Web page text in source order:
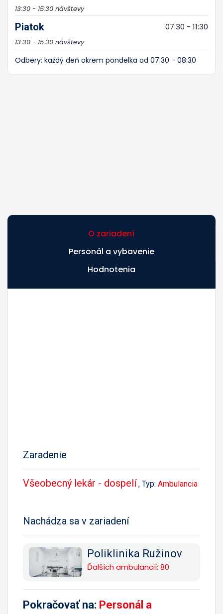
13:30 - 15:30 návštevy
Piatok 07:30 - 11:30
13:30 - 15:30 návštevy
Odbery: každý deň okrem pondelka od 07:30 - 08:30
O zariadení
Personál a vybavenie
Hodnotenia
Zaradenie
Všeobecný lekár - dospelí , Typ: Ambulancia
Nachádza sa v zariadení
Poliklinika Ružinov
Ďalších ambulancií: 80
Pokračovať na: Personál a